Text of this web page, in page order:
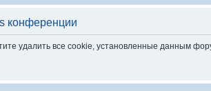
конференции
удалить все cookie, установленные данным